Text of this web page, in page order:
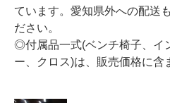
調律
修理
ています。愛知県外への配送
ださい。
◎付属品一式(ベンチ椅子、イ
ー、クロス)は、販売価格に含